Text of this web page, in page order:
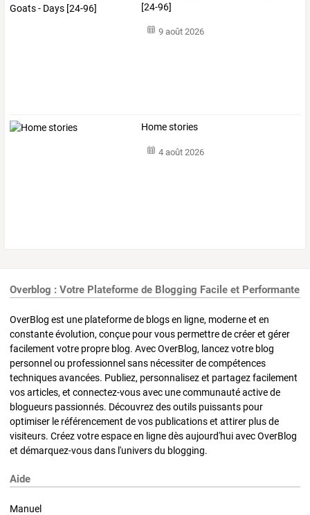
[24-96]
9 août 2026
Home stories
4 août 2026
Overblog : Votre Plateforme de Blogging Facile et Performante
OverBlog est une plateforme de blogs en ligne, moderne et en
constante évolution, conçue pour vous permettre de créer et gérer
facilement votre propre blog. Avec OverBlog, lancez votre blog
personnel ou professionnel sans nécessiter de compétences
techniques avancées. Publiez, personnalisez et partagez facilement
vos articles, et connectez-vous avec une communauté active de
blogueurs passionnés. Découvrez des outils puissants pour
optimiser le référencement de vos publications et attirer plus de
visiteurs. Créez votre espace en ligne dès aujourd'hui avec OverBlog
et démarquez-vous dans l'univers du blogging.
Aide
Manuel